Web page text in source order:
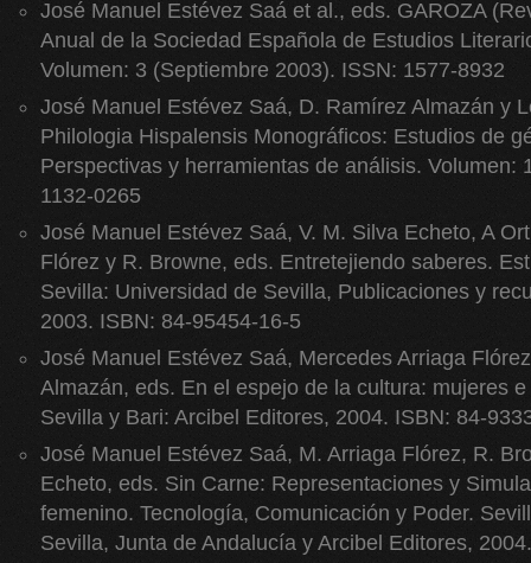
José Manuel Estévez Saá et al., eds. GAROZA
Anual de la Sociedad Española de Estudios
Volumen: 3 (Septiembre 2003). ISSN: 1577-8932
José Manuel Estévez Saá, D. Ramírez Almazán y
Philologia Hispalensis Monográficos: Estudios de
Perspectivas y herramientas de análisis. Volumen:
1132-0265
José Manuel Estévez Saá, V. M. Silva Echeto, A
Flórez y R. Browne, eds. Entretejiendo saberes.
Sevilla: Universidad de Sevilla, Publicaciones y
2003. ISBN: 84-95454-16-5
José Manuel Estévez Saá, Mercedes Arriaga
Almazán, eds. En el espejo de la cultura: mujeres
Sevilla y Bari: Arcibel Editores, 2004. ISBN: 84-
José Manuel Estévez Saá, M. Arriaga Flórez, R.
Echeto, eds. Sin Carne: Representaciones y
femenino. Tecnología, Comunicación y Poder.
Sevilla, Junta de Andalucía y Arcibel Editores,